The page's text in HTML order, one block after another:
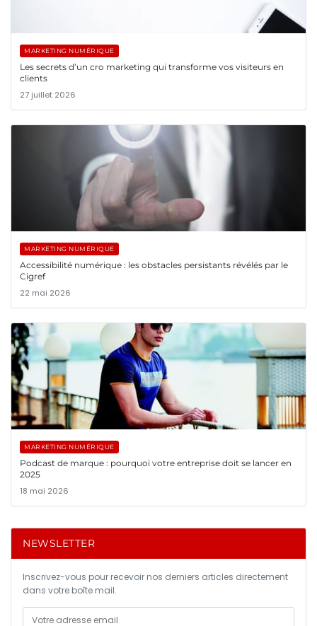
MARKETING NUMÉRIQUE
Les secrets d’un cro marketing qui transforme vos visiteurs en
clients
27 juillet 2026
MARKETING NUMÉRIQUE
Accessibilité numérique : les obstacles persistants révélés par le
Cigref
22 mai 2026
MARKETING NUMÉRIQUE
Podcast de marque : pourquoi votre entreprise doit se lancer en
2025
18 mai 2026
NEWSLETTER
Inscrivez-vous pour recevoir nos derniers articles directement
dans votre boîte mail.